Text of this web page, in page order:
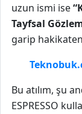
uzun ismi ise
Tayfsal
garip
Bu atılım, şu
ESPRESSO